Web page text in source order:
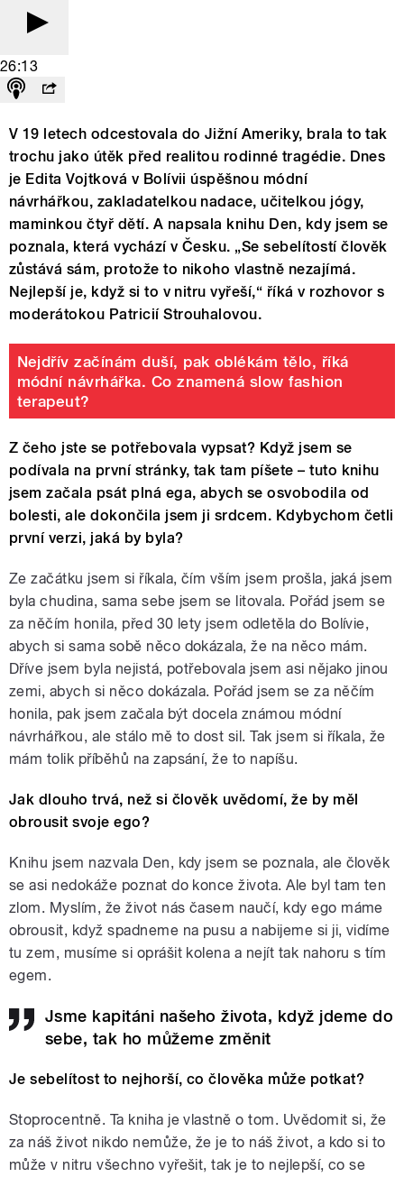
26:13
V 19 letech odcestovala do Jižní Ameriky, brala to tak
trochu jako útěk před realitou rodinné tragédie. Dnes
je Edita Vojtková v Bolívii úspěšnou módní
návrhářkou, zakladatelkou nadace, učitelkou jógy,
maminkou čtyř dětí. A napsala knihu Den, kdy jsem se
poznala, která vychází v Česku. „Se sebelítostí člověk
zůstává sám, protože to nikoho vlastně nezajímá.
Nejlepší je, když si to v nitru vyřeší,“ říká v rozhovor s
moderátokou Patricií Strouhalovou.
Nejdřív začínám duší, pak oblékám tělo, říká
módní návrhářka. Co znamená slow fashion
terapeut?
Z čeho jste se potřebovala vypsat? Když jsem se
podívala na první stránky, tak tam píšete – tuto knihu
jsem začala psát plná ega, abych se osvobodila od
bolesti, ale dokončila jsem ji srdcem. Kdybychom četli
první verzi, jaká by byla?
Ze začátku jsem si říkala, čím vším jsem prošla, jaká jsem
byla chudina, sama sebe jsem se litovala. Pořád jsem se
za něčím honila, před 30 lety jsem odletěla do Bolívie,
abych si sama sobě něco dokázala, že na něco mám.
Dříve jsem byla nejistá, potřebovala jsem asi nějako jinou
zemi, abych si něco dokázala. Pořád jsem se za něčím
honila, pak jsem začala být docela známou módní
návrhářkou, ale stálo mě to dost sil. Tak jsem si říkala, že
mám tolik příběhů na zapsání, že to napíšu.
Jak dlouho trvá, než si člověk uvědomí, že by měl
obrousit svoje ego?
Knihu jsem nazvala Den, kdy jsem se poznala, ale člověk
se asi nedokáže poznat do konce života. Ale byl tam ten
zlom. Myslím, že život nás časem naučí, kdy ego máme
obrousit, když spadneme na pusu a nabijeme si ji, vidíme
tu zem, musíme si oprášit kolena a nejít tak nahoru s tím
egem.
Jsme kapitáni našeho života, když jdeme do
sebe, tak ho můžeme změnit
Je sebelítost to nejhorší, co člověka může potkat?
Stoprocentně. Ta kniha je vlastně o tom. Uvědomit si, že
za náš život nikdo nemůže, že je to náš život, a kdo si to
může v nitru všechno vyřešit, tak je to nejlepší, co se